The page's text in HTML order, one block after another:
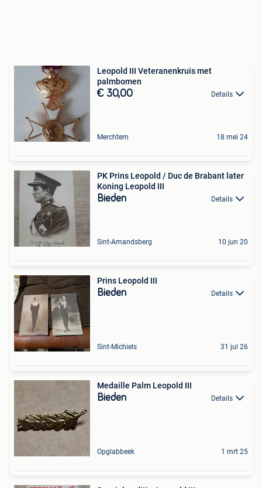
Leopold III Veteranenkruis met
palmbomen
€ 30,00 Details
Merchtem 18 mei 24
PK Prins Leopold / Duc de Brabant later
Koning Leopold III
Bieden Details
Sint-Amandsberg 10 jun 20
Prins Leopold III
Bieden Details
Sint-Michiels 31 jul 26
Medaille Palm Leopold III
Bieden Details
Opglabbeek 1 mrt 25